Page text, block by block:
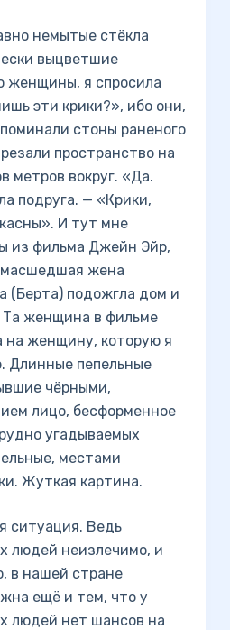
немытые стёкла
выцветшие
женщины, я спросила
эти крики?», ибо они,
стоны раненого
пространство на
метров вокруг. «Да.
подруга. — «Крики,
И тут мне
из фильма Джейн Эйр,
жена
(Берта) подожгла дом и
Та женщина в фильме
на женщину, которую я
Длинные пепельные
чёрными,
лицо, бесформенное
угадываемых
местами
Жуткая картина.
ситуация. Ведь
людей неизлечимо, и
в нашей стране
ещё и тем, что у
людей нет шансов на